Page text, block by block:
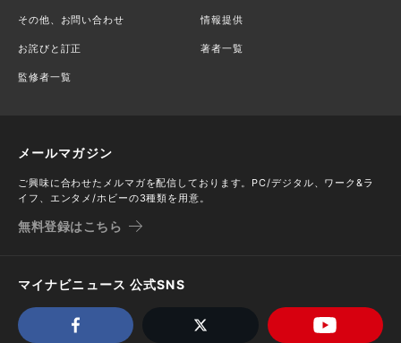
その他、お問い合わせ 情報提供
お詫びと訂正 著者一覧
監修者一覧
メールマガジン
ご興味に合わせたメルマガを配信しております。PC/デジタル、ワーク&ラ
イフ、エンタメ/ホビーの3種類を用意。
無料登録はこちら
マイナビニュース 公式SNS